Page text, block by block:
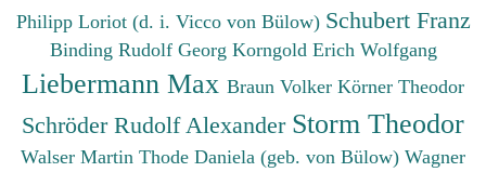
Philipp Loriot (d. i. Vicco von Bülow) Schubert Franz
Binding Rudolf Georg Korngold Erich Wolfgang
Liebermann Max Braun Volker Körner Theodor
Schröder Rudolf Alexander Storm Theodor
Walser Martin Thode Daniela (geb. von Bülow) Wagner